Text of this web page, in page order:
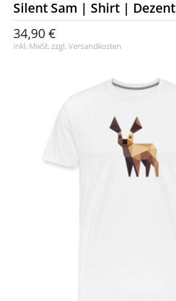
Silent Sam | Shirt | Dezent
34,90 €
inkl. MwSt. zzgl.Versandkosten